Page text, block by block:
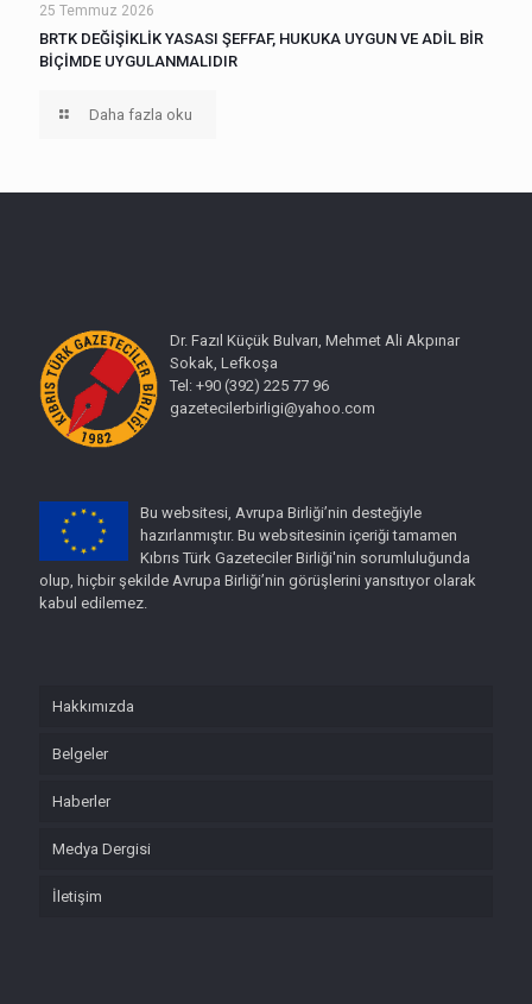
25 Temmuz 2026
BRTK DEĞİŞİKLİK YASASI ŞEFFAF, HUKUKA UYGUN VE ADİL BİR
BİÇİMDE UYGULANMALIDIR
Daha fazla oku
Dr. Fazıl Küçük Bulvarı, Mehmet Ali Akpınar
Sokak, Lefkoşa
Tel: +90 (392) 225 77 96
gazetecilerbirligi@yahoo.com
Bu websitesi, Avrupa Birliği’nin desteğiyle
hazırlanmıştır. Bu websitesinin içeriği tamamen
Kıbrıs Türk Gazeteciler Birliği'nin sorumluluğunda
olup, hiçbir şekilde Avrupa Birliği’nin görüşlerini yansıtıyor olarak
kabul edilemez.
Hakkımızda
Belgeler
Haberler
Medya Dergisi
İletişim